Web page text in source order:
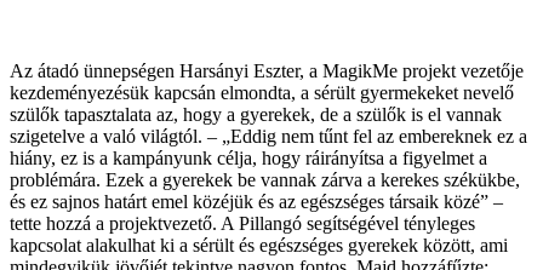
Az átadó ünnepségen Harsányi Eszter, a MagikMe projekt vezetője
kezdeményezésük kapcsán elmondta, a sérült gyermekeket nevelő
szülők tapasztalata az, hogy a gyerekek, de a szülők is el vannak
szigetelve a való világtól. – „Eddig nem tűnt fel az embereknek ez a
hiány, ez is a kampányunk célja, hogy ráirányítsa a figyelmet a
problémára. Ezek a gyerekek be vannak zárva a kerekes székükbe,
és ez sajnos határt emel közéjük és az egészséges társaik közé” –
tette hozzá a projektvezető. A Pillangó segítségével tényleges
kapcsolat alakulhat ki a sérült és egészséges gyerekek között, ami